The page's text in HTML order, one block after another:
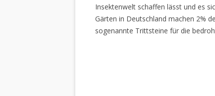
Insektenwelt schaffen lässt und es
Gärten in Deutschland machen 2%
sogenannte Trittsteine für die